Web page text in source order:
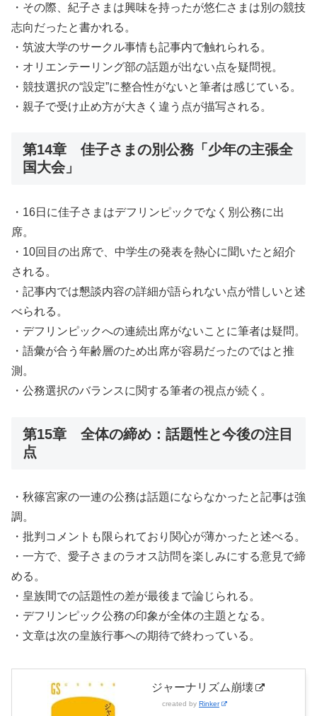
・その際、紀子さまは興味を持ったが悠仁さまは別の競技
志向だったと書かれる。
・筑波大学のサークル事情も記事内で触れられる。
・オリエンテーリング部の話題が出ない点を疑問視。
・競技選択の“設定”に整合性がないと筆者は感じている。
・親子で受け止め方が大きく違う点が描写される。
第14章 佳子さまの別公務「少年の主張全
国大会」
・16日に佳子さまはデフリンピックでなく別公務に出
席。
・10回目の出席で、中学生の発表を熱心に聞いたと紹介
される。
・記事内では懇談内容の詳細が語られない点が惜しいと述
べられる。
・デフリンピックへの連続出席がないことに筆者は疑問。
・語彙が合う年齢層のため出席が容易だったのではと推
測。
・公務選択のバランスに関する筆者の視点が続く。
第15章 全体の締め：話題性と今後の注目
点
・秋篠宮家の一連の公務は話題にならなかったと記事は強
調。
・批判コメントも限られており関心が薄かったと述べる。
・一方で、愛子さまのラオス訪問を楽しみにする意見で締
める。
・皇族間での話題性の差が最後まで論じられる。
・デフリンピック公務の印象が全体の主題となる。
・文章は次の皇族行事への期待で終わっている。
ジャーナリズム崩壊
created by Rinker